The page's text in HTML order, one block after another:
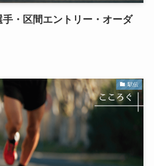
・区間エントリー・オーダ
駅伝